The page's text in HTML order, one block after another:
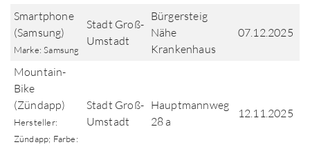
Smartphone
(Samsung)
Marke: Samsung
Stadt Groß-
Umstadt
Bürgersteig
Nähe
Krankenhaus
07.12.2025
Mountain-
Bike
(Zündapp)
Hersteller:
Zündapp; Farbe:
Stadt Groß-
Umstadt
Hauptmannweg
28 a
12.11.2025